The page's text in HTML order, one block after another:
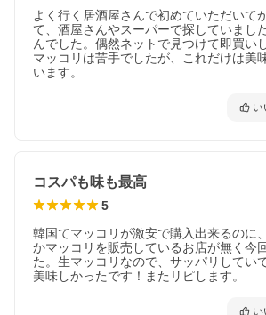
よく行く居酒屋さんで初めていただいて
て、酒屋さんやスーパーで探していまし
んでした。偶然ネットで見つけて即買い
マッコリは苦手でしたが、これだけは美
います。
い
コスパも味も最高
5
韓国てマッコリが激安で購入出来るのに
かマッコリを販売しているお店が無く今
た。生マッコリなので、サッパリしてい
美味しかったです！またリピします。
い